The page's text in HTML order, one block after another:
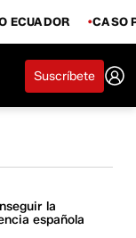
ECUADOR CASO
Suscríbete
la
española